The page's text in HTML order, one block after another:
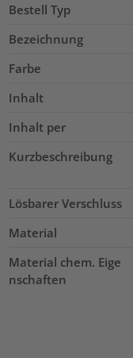
Bestell Typ
Bezeichnung
Farbe
Inhalt
Inhalt per
Kurzbeschreibung
Lösbarer Verschluss
Material
Material chem. Eige
nschaften